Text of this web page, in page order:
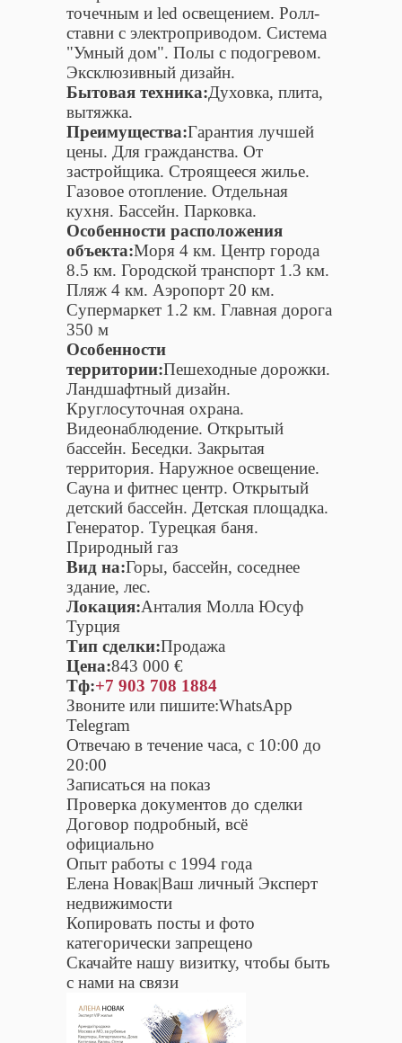
точечным и led освещением. Ролл-
ставни с электроприводом. Cистема
"Умный дом". Полы с подогревом.
Эксклюзивный дизайн.
Бытовая техника:Духовка, плита,
вытяжка.
Преимущества:Гарантия лучшей
цены. Для гражданства. От
застройщика. Строящееся жилье.
Газовое отопление. Отдельная
кухня. Бассейн. Парковка.
Особенности расположения
объекта:Моря 4 км. Центр города
8.5 км. Городской транспорт 1.3 км.
Пляж 4 км. Аэропорт 20 км.
Супермаркет 1.2 км. Главная дорога
350 м
Особенности
территории:Пешеходные дорожки.
Ландшафтный дизайн.
Круглосуточная охрана.
Видеонаблюдение. Открытый
бассейн. Беседки. Закрытая
территория. Наружное освещение.
Сауна и фитнес центр. Открытый
детский бассейн. Детская площадка.
Генератор. Турецкая баня.
Природный газ
Вид на:Горы, бассейн, соседнее
здание, лес.
Локация:Анталия Молла Юсуф
Турция
Тип сделки:Продажа
Цена:843 000 €
Тф:+7 903 708 1884
Звоните или пишите:WhatsApp
Telegram
Отвечаю в течение часа, с 10:00 до
20:00
Записаться на показ
Проверка документов до сделки
Договор подробный, всё
официально
Опыт работы с 1994 года
Елена Новак|Ваш личный Эксперт
недвижимости
Копировать посты и фото
категорически запрещено
Скачайте нашу визитку, чтобы быть
с нами на связи